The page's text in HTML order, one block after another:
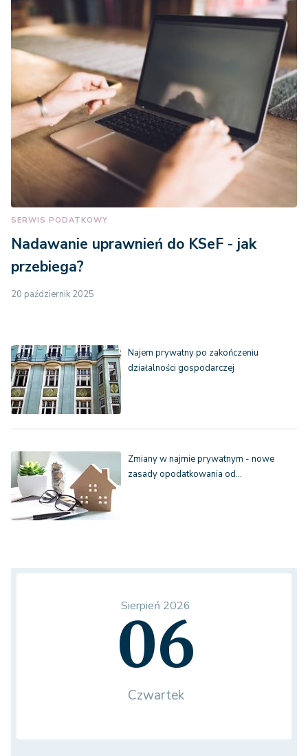
SERWIS PODATKOWY
Nadawanie uprawnień do KSeF - jak
przebiega?
20 październik 2025
Najem prywatny po zakończeniu
działalności gospodarczej
Zmiany w najmie prywatnym - nowe
zasady opodatkowania od…
Sierpień 2026
06
Czwartek